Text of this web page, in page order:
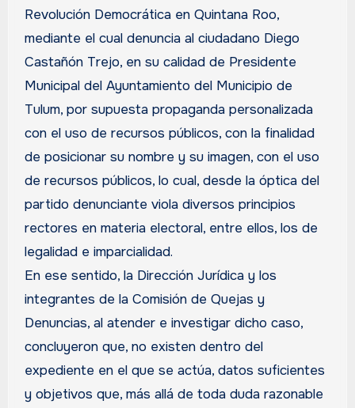
Revolución Democrática en Quintana Roo,
mediante el cual denuncia al ciudadano Diego
Castañón Trejo, en su calidad de Presidente
Municipal del Ayuntamiento del Municipio de
Tulum, por supuesta propaganda personalizada
con el uso de recursos públicos, con la finalidad
de posicionar su nombre y su imagen, con el uso
de recursos públicos, lo cual, desde la óptica del
partido denunciante viola diversos principios
rectores en materia electoral, entre ellos, los de
legalidad e imparcialidad.
En ese sentido, la Dirección Jurídica y los
integrantes de la Comisión de Quejas y
Denuncias, al atender e investigar dicho caso,
concluyeron que, no existen dentro del
expediente en el que se actúa, datos suficientes
y objetivos que, más allá de toda duda razonable